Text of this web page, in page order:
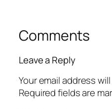
Comments
Leave a Reply
Your email address
Required fields are